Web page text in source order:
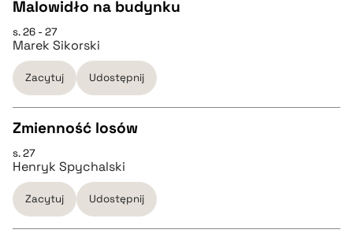
CZYSTY TEKST
pobierz cytat
BIBTEX
pobierz cytat
Malowidło na budynku
s. 26 - 27
Marek Sikorski
Zacytuj Udostępnij
CZYSTY TEKST
pobierz cytat
Zmienność losów
s. 27
Henryk Spychalski
Zacytuj Udostępnij